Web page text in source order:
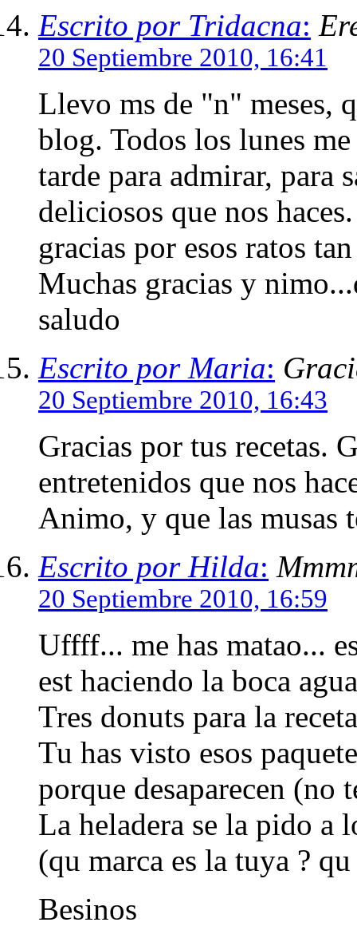
Escrito por Tridacna:
20 Septiembre 2010, 16:41
Llevo ms de "n" meses,
blog. Todos los lunes
tarde para admirar, para
deliciosos que nos
gracias por esos ratos
Muchas gracias y
saludo
Escrito por Maria:
20 Septiembre 2010, 16:43
Gracias por tus recetas.
entretenidos que nos
Animo, y que las musas
Escrito por Hilda:
20 Septiembre 2010, 16:59
Uffff... me has matao...
est haciendo la boca
Tres donuts para la
Tu has visto esos
porque desaparecen (no
La heladera se la pido a
(qu marca es la tuya ?
Besinos